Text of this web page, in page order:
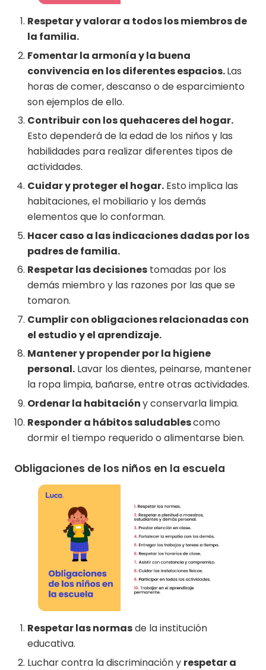
Respetar y valorar a todos los miembros de
la familia.
Fomentar la armonía y la buena
convivencia en los diferentes espacios.Las
horas de comer, descanso o de esparcimiento
son ejemplos de ello.
Contribuir con los quehaceres del hogar.
Esto dependerá de la edad de los niños y las
habilidades para realizar diferentes tipos de
actividades.
Cuidar y proteger el hogar.Esto implica las
habitaciones, el mobiliario y los demás
elementos que lo conforman.
Hacer caso a las indicaciones dadas por los
padres de familia.
Respetar las decisionestomadas por los
demás miembro y las razones por las que se
tomaron.
Cumplir con obligaciones relacionadas con
el estudio y el aprendizaje.
Mantener y propender por la higiene
personal.Lavar los dientes, peinarse, mantener
la ropa limpia, bañarse, entre otras actividades.
Ordenar la habitacióny conservarla limpia.
Responder a hábitos saludablescomo
dormir el tiempo requerido o alimentarse bien.
Obligaciones de los niños en la escuela
Respetar las normasde la institución
educativa.
Luchar contra la discriminación y respetar a